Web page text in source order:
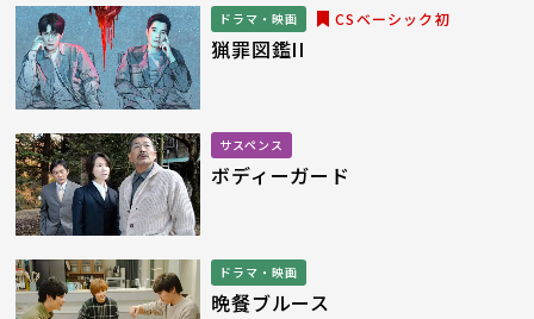
ドラマ・映画 CSベーシック初
猟罪図鑑II
サスペンス
ボディーガード
ドラマ・映画
晩餐ブルース